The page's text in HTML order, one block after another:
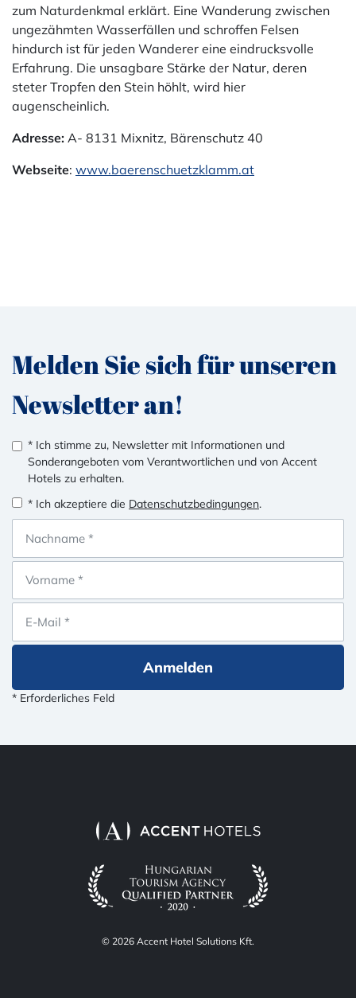
zum Naturdenkmal erklärt. Eine Wanderung zwischen
ungezähmten Wasserfällen und schroffen Felsen
hindurch ist für jeden Wanderer eine eindrucksvolle
Erfahrung. Die unsagbare Stärke der Natur, deren
steter Tropfen den Stein höhlt, wird hier
augenscheinlich.
Adresse: A- 8131 Mixnitz, Bärenschutz 40
Webseite: www.baerenschuetzklamm.at
Melden Sie sich für unseren
Newsletter an!
* Ich stimme zu, Newsletter mit Informationen und
Sonderangeboten vom Verantwortlichen und von Accent
Hotels zu erhalten.
* Ich akzeptiere die Datenschutzbedingungen.
Anmelden
* Erforderliches Feld
© 2026 Accent Hotel Solutions Kft.